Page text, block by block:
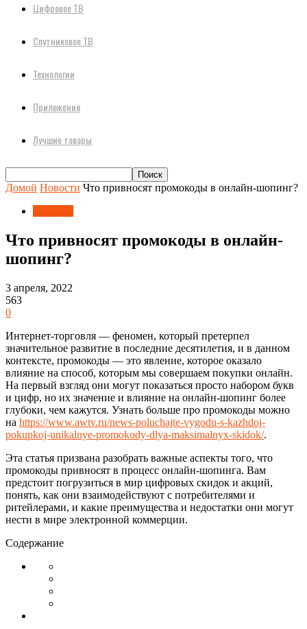
Цифровое ТВ
Спутниковое ТВ
Технологии
Приложения
Лучшие товары
Домой Новости Что привносят промокоды в онлайн-шопинг?
Что привносят промокоды в онлайн-
шопинг?
3 апреля, 2022
563
0
Интернет-торговля — феномен, который претерпел
значительное развитие в последние десятилетия, и в данном
контексте, промокоды — это явление, которое оказало
влияние на способ, которым мы совершаем покупки онлайн.
На первый взгляд они могут показаться просто набором букв
и цифр, но их значение и влияние на онлайн-шопинг более
глубоки, чем кажутся. Узнать больше про промокоды можно
на https://www.awtv.ru/news-poluchajte-vygodu-s-kazhdoj-
pokupkoj-unikalnye-promokody-dlya-maksimalnyx-skidok/.
Эта статья призвана разобрать важные аспекты того, что
промокоды привносят в процесс онлайн-шопинга. Вам
предстоит погрузиться в мир цифровых скидок и акций,
понять, как они взаимодействуют с потребителями и
ритейлерами, и какие преимущества и недостатки они могут
нести в мире электронной коммерции.
Содержание